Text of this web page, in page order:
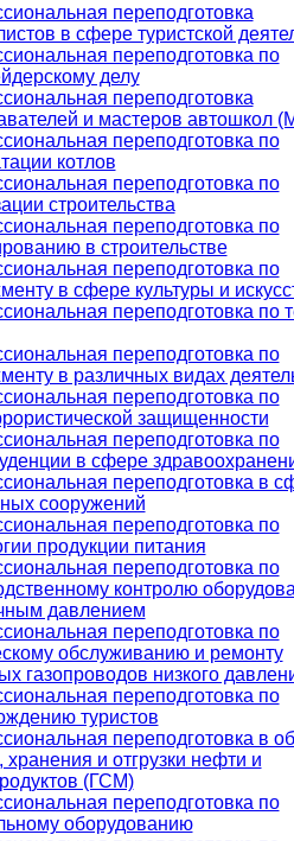
переподготовка
в сфере туристской
переподготовка по
делу
переподготовка
и мастеров автошкол
переподготовка по
котлов
переподготовка по
строительства
переподготовка по
в строительстве
переподготовка по
в сфере культуры и
переподготовка по
переподготовка по
в различных видах
переподготовка по
защищенности
переподготовка по
в сфере
переподготовка в
сооружений
переподготовка по
продукции питания
переподготовка по
контролю
давлением
переподготовка по
обслуживанию и ремонту
газопроводов низкого
переподготовка по
туристов
переподготовка в
и отгрузки нефти и
(ГСМ)
переподготовка по
оборудованию